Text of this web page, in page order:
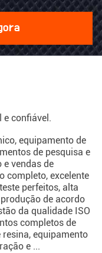
e confiável.
equipamento de
de pesquisa e
vendas de
completo, excelente
perfeitos, alta
de acordo
da qualidade ISO
completos de
equipamento
e ...